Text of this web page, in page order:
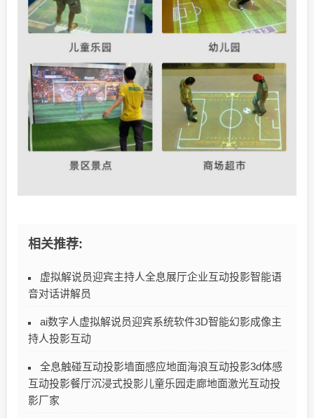
相关推荐:
虚拟解说员迎宾主持人全息展厅企业互动投影智能语
音对话讲解员
ai数字人虚拟解说员迎宾系统软件3D智能幻影成像主
持人投影互动
全息触碰互动投影墙面感应地面海浪互动投影3d体感
互动投影餐厅沉浸式投影儿童乐园走廊地面激光互动投
影厂家